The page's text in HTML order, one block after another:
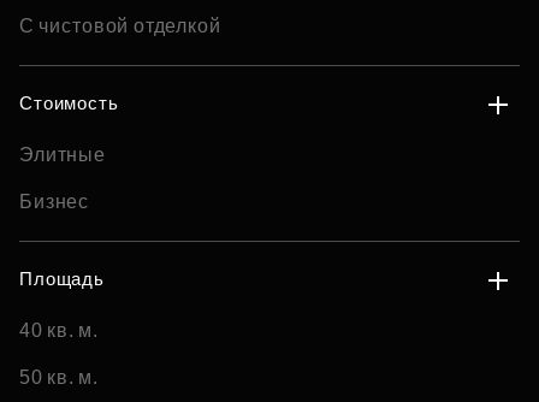
С чистовой отделкой
Стоимость
Элитные
Бизнес
Площадь
40 кв. м.
50 кв. м.